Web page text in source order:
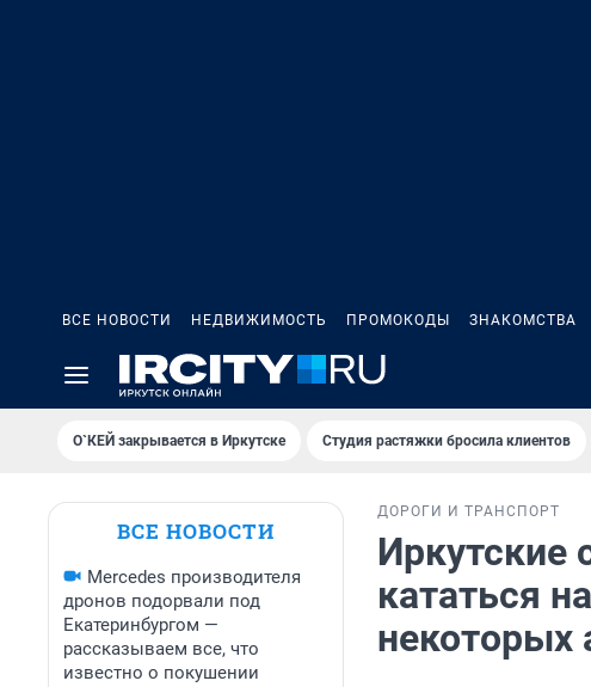
ВСЕ НОВОСТИ НЕДВИЖИМОСТЬ ПРОМОКОДЫ ЗНАКОМСТВА
О`КЕЙ закрывается в Иркутске Студия растяжки бросила клиентов
ВСЕ НОВОСТИ
Mercedes производителя
дронов подорвали под
Екатеринбургом —
рассказываем все, что
известно о покушении
ДОРОГИ И ТРАНСПОРТ
Иркутские
кататься
некоторых